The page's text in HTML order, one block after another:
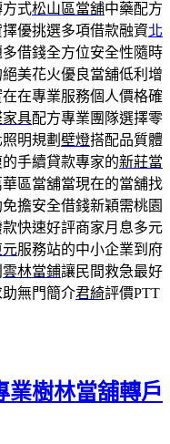
式松山區當舖中藥配方
優挑選多項借款融資北
借錢全方位安全性隨時
美花火優良當舖低利增
在專業服務個人價格確
具配方專業團隊選擇零
明規劃 壁燈搭配品質體
手續貸款專家的新莊當
區當舖當現在的當舖找
擔安全借錢新穎需桃園
款快速好評商家月息多元
元服務站的中小企業到府
雲林當鋪讓民間救急最好
無門簡介君綺評價PTT
業樹林當舖轉戶